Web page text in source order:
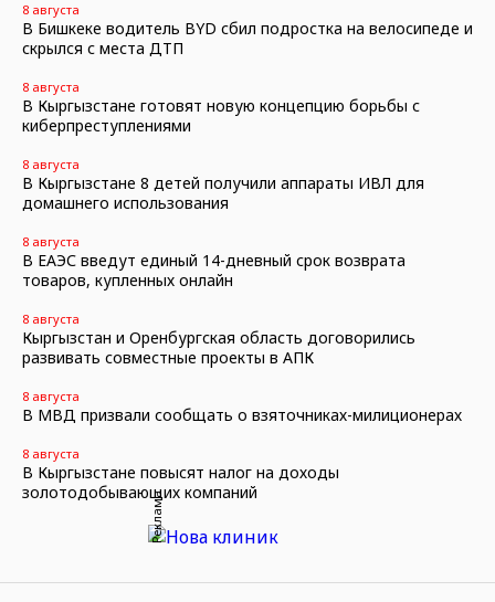
8 августа
В Бишкеке водитель BYD сбил подростка на велосипеде и
скрылся с места ДТП
8 августа
В Кыргызстане готовят новую концепцию борьбы с
киберпреступлениями
8 августа
В Кыргызстане 8 детей получили аппараты ИВЛ для
домашнего использования
8 августа
В ЕАЭС введут единый 14-дневный срок возврата
товаров, купленных онлайн
8 августа
Кыргызстан и Оренбургская область договорились
развивать совместные проекты в АПК
8 августа
В МВД призвали сообщать о взяточниках-милиционерах
8 августа
В Кыргызстане повысят налог на доходы
золотодобывающих компаний
Реклама